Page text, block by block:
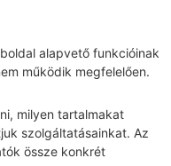
alapvető funkcióinak
működik megfelelően.
milyen tartalmakat
szolgáltatásainkat. Az
össze konkrét
t tartalmazzák!
licence alapján
. Minden jog